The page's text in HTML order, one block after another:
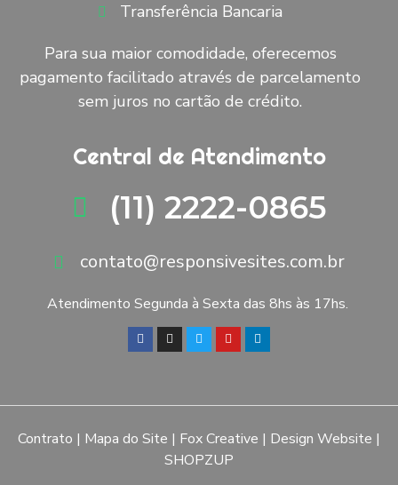
Transferência Bancaria
Para sua maior comodidade, oferecemos
pagamento facilitado através de parcelamento
sem juros no cartão de crédito.
Central de Atendimento
(11) 2222-0865
contato@responsivesites.com.br
Atendimento Segunda à Sexta das 8hs às 17hs.
Contrato | Mapa do Site | Fox Creative | Design Website |
SHOPZUP